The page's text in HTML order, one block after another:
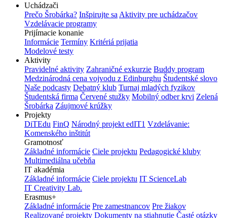
Uchádzači
Prečo Šrobárka? Inšpirujte sa Aktivity pre uchádzačov
Vzdelávacie programy
Prijímacie konanie
Informácie Termíny Kritériá prijatia
Modelové testy
Aktivity
Pravidelné aktivity Zahraničné exkurzie Buddy program
Medzinárodná cena vojvodu z Edinburghu Študentské slovo
Naše podcasty Debatný klub Turnaj mladých fyzikov
Študentská firma Červené stužky Mobilný odber krvi Zelená
Šrobárka Záujmové krúžky
Projekty
DiTEdu FinQ Národný projekt edIT1 Vzdelávanie:
Komenského inštitút
Gramotnosť
Základné informácie Ciele projektu Pedagogické kluby
Multimediálna učebňa
IT akadémia
Základné informácie Ciele projektu IT ScienceLab
IT Creativity Lab.
Erasmus+
Základné informácie Pre zamestnancov Pre žiakov
Realizované projekty Dokumenty na stiahnutie Časté otázky